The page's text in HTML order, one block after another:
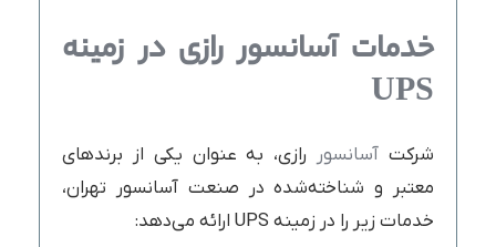
خدمات آسانسور رازی در زمینه
UPS
شرکتآسانسور رازی، به عنوان یکی از برندهای
معتبر و شناخته‌شده در صنعت آسانسور تهران،
خدمات زیر را در زمینه UPS ارائه می‌دهد: